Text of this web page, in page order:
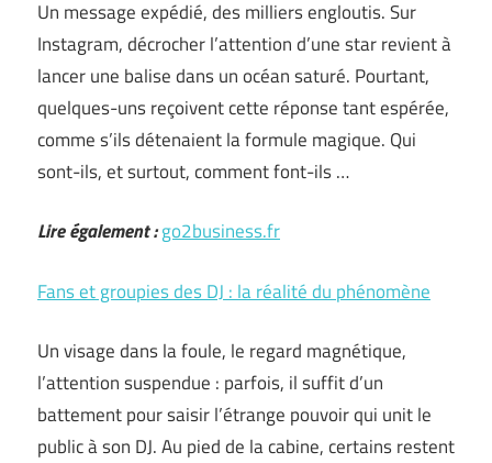
Un message expédié, des milliers engloutis. Sur
Instagram, décrocher l’attention d’une star revient à
lancer une balise dans un océan saturé. Pourtant,
quelques-uns reçoivent cette réponse tant espérée,
comme s’ils détenaient la formule magique. Qui
sont-ils, et surtout, comment font-ils …
Lire également :go2business.fr
Fans et groupies des DJ : la réalité du phénomène
Un visage dans la foule, le regard magnétique,
l’attention suspendue : parfois, il suffit d’un
battement pour saisir l’étrange pouvoir qui unit le
public à son DJ. Au pied de la cabine, certains restent